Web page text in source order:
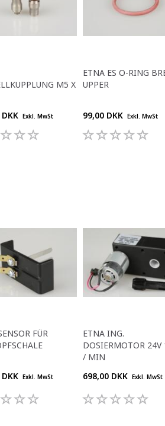
M5 X
Exkl. MwSt
ETNA ES O-RING
UPPER
99,00 DKK Exkl. MwSt
FÜR
Exkl. MwSt
ETNA ING.
DOSIERMOTOR 24V
/ MIN
698,00 DKK Exkl. MwSt